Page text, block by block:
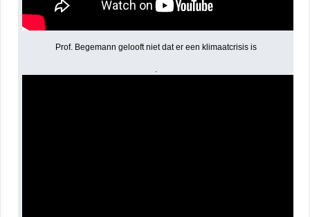
Prof. Begemann gelooft niet dat er een klimaatcrisis is
.